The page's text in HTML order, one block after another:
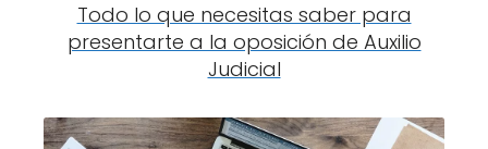
Todo lo que necesitas saber para
presentarte a la oposición de Auxilio
Judicial